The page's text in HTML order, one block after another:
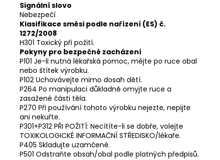
Signální slovo
Nebezpečí
Klasifikace směsi podle nařízení (ES) č.
1272/2008
H301 Toxický při požití.
Pokyny pro bezpečné zacházení
P101 Je-li nutná lékařská pomoc, mějte po ruce obal
nebo štítek výrobku.
P102 Uchovávejte mimo dosah dětí.
P264 Po manipulaci důkladně omyjte ruce a
zasažené části těla.
P270 Při používání tohoto výrobku nejezte, nepijte
ani nekuřte.
P301+P312 PŘI POŽITÍ: Necítíte-li se dobře, volejte
TOXIKOLOGICKÉ INFORMAČNÍ STŘEDISKO/lékaře.
P405 Skladujte uzamčené.
P501 Odstraňte obsah/obal podle platných předpisů.